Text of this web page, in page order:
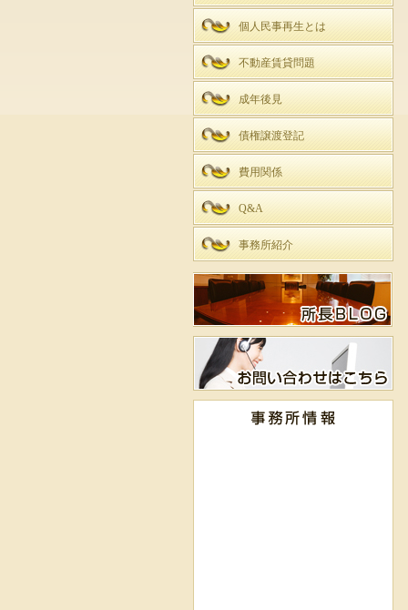
個人民事再生とは
不動産賃貸問題
成年後見
債権譲渡登記
費用関係
Q&A
事務所紹介